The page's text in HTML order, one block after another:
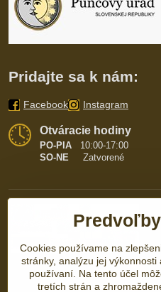
Pridajte sa k nám:
Facebook Instagram
Otváracie hodiny
PO-PIA
10:00-17:00
SO-NE Zatvorené
Cookies používame na
stránky, analýzu jej
používaní. Na tento účel
tretích strán a